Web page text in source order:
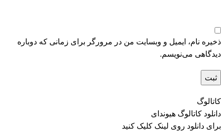
ذخیره نام، ایمیل و وبسایت من در مرورگر برای زمانی که دوباره
دیدگاهی می‌نویسم.
کاتالوگ
دانلود کاتالوگ هیوندای
برای دانلود روی لینک کلیک کنید